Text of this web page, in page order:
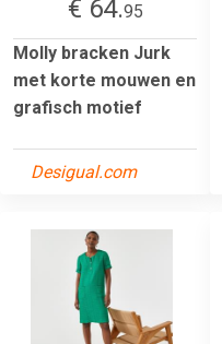
€ 64.95
Molly bracken Jurk
met korte mouwen en
grafisch motief
Desigual.com